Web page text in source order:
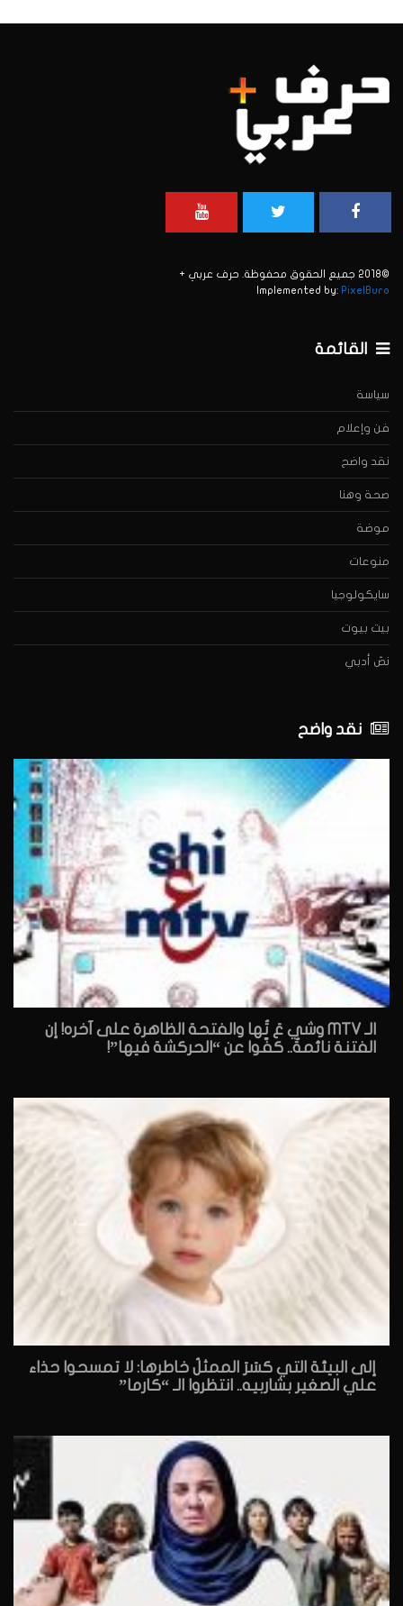
©2018 جميع الحقوق محفوظة. حرف عربي +
Implemented by: PixelBuro
القائمة
سياسة
فن وإعلام
نقد واضح
صحة وهنا
موضة
منوعات
سايكولوجيا
بيت بيوت
نصّ أدبي
نقد واضح
الـ MTV وشي عَ تُها والفتحة الظاهرة على آخره! إن
الفتنة نائمةٌ.. كفّوا عن “الحركشة فيها”!
إلى البيئة التي كسَرَ الممثلُ خاطرها: لا تمسحوا حذاء
علي الصغير بشاربيه.. انتظروا الـ “كارما”